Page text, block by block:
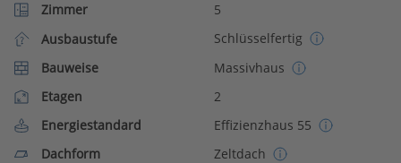
Zimmer
5
Ausbaustufe
Schlüsselfertig
Bauweise
Massivhaus
Etagen
2
Energiestandard
Effizienzhaus 55
Dachform
Zeltdach